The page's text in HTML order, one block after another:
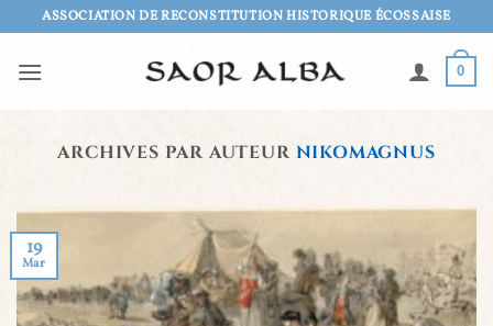
Passer
au
contenu
ASSOCIATION DE RECONSTITUTION HISTORIQUE ÉCOSSAISE
0
ARCHIVES PAR AUTEUR NIKOMAGNUS
19
Mar